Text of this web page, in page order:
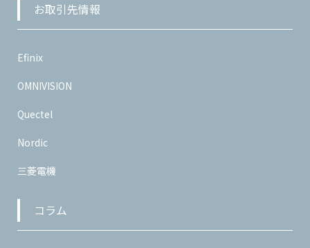
お取引先情報
Efinix
OMNIVISION
Quectel
Nordic
三菱電機
コラム